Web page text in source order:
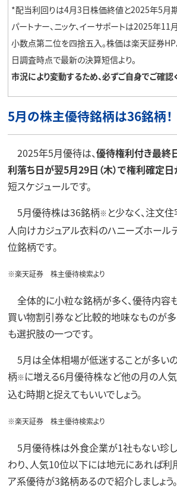
*配当利回りは4月3日株価終値と2025年5月
パートナー、ニッケ、イーサポートは2025年11
小数点第二位を四捨五入。株価は楽天証券HP
日調査時点で最新の決算短信より。
市況により変動するため、必ずご自身でご確認
5月の株主優待銘柄は36銘柄！
2025年5月優待は、優待権利付き最終
利落ち日が翌5月29日（木）で権利確定日
短スケジュールです。
5月優待株は36銘柄※ と少なく、注文
人向けカジュアル衣料のハニーズホール
位銘柄です。
※楽天証券 株主優待検索より
全体的に小粒な銘柄が多く、優待内容
買い物割引券など比較的地味なものが
も選択肢の一つです。
5月は全体相場が低迷することが多い
柄※に増える6月優待株など他の月の人
込む時期と捉えてもいいでしょう。
※楽天証券 株主優待検索より
5月優待株は外食企業が1社もない珍し
わり、人気10位以下には地元にあれば利
ア系優待が3銘柄あるので紹介しましょう。